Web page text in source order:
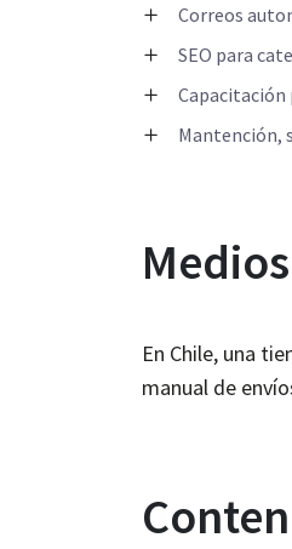
Correos
SEO para
Mantención,
En Chile, una
manual de